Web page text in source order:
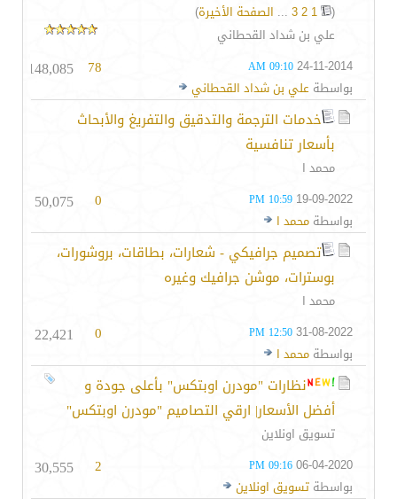
(
1
2
3
... الصفحة الأخيرة)
علي بن شداد القحطاني
24-11-2014
09:10 AM
بواسطة علي بن شداد القحطاني
78
148,085
خدمات الترجمة والتدقيق والتفريغ والأبحاث
بأسعار تنافسية
محمد ا
19-09-2022
10:59 PM
بواسطة محمد ا
0
50,075
تصميم جرافيكي - شعارات، بطاقات، بروشورات،
بوسترات، موشن جرافيك وغيره
محمد ا
31-08-2022
12:50 PM
بواسطة محمد ا
0
22,421
نظارات "مودرن اوبتكس" بأعلى جودة و
أفضل الأسعار| ارقي التصاميم "مودرن اوبتكس"
تسويق اونلاين
06-04-2020
09:16 PM
بواسطة تسويق اونلاين
2
30,555